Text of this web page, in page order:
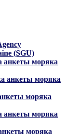
(SGU)
анкеты моряка
анкеты моряка
моряка
анкеты моряка
моряка